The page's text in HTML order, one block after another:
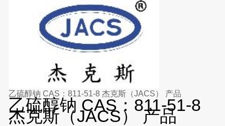
乙硫醇钠 CAS：811-51-8 杰克斯（JACS） 产品
乙硫醇钠 CAS：811-51-8
杰克斯（JACS） 产品